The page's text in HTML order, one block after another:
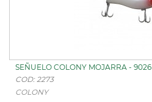
SEÑUELO COLONY MOJARRA - 9026
COD: 2273
COLONY